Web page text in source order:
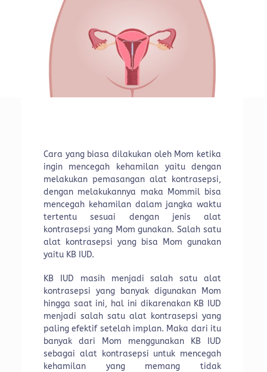
Cara yang biasa dilakukan oleh Mom ketika
ingin mencegah kehamilan yaitu dengan
melakukan pemasangan alat kontrasepsi,
dengan melakukannya maka Mommil bisa
mencegah kehamilan dalam jangka waktu
tertentu sesuai dengan jenis alat
kontrasepsi yang Mom gunakan. Salah satu
alat kontrasepsi yang bisa Mom gunakan
yaitu KB IUD.
KB IUD masih menjadi salah satu alat
kontrasepsi yang banyak digunakan Mom
hingga saat ini, hal ini dikarenakan KB IUD
menjadi salah satu alat kontrasepsi yang
paling efektif setelah implan. Maka dari itu
banyak dari Mom menggunakan KB IUD
sebagai alat kontrasepsi untuk mencegah
kehamilan yang memang tidak